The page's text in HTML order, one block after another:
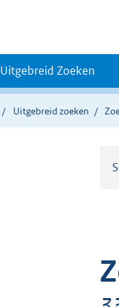
Uitgebreid Zoeken
Uitgebreid zoeken